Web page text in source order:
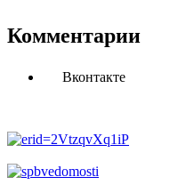
Комментарии
Вконтакте